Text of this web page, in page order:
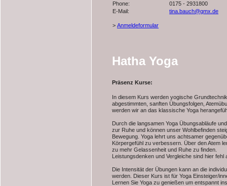
Phone:
0175 - 2931800
E-Mail:
tina.bauch@gmx.de
> Anmeldeformular
Hatha Yoga
Präsenz Kurse:
In diesem Kurs werden yogische
abgestimmten, sanften Übungsfolgen,
werden wir an das klassische Yoga
Durch die langsamen Yoga Übungsabläufe
zur Ruhe und können unser Wohlbefinden
Bewegung. Yoga lehrt uns achtsamer
Körpergefühl zu verbessern. Über den Atem
zu mehr Gelassenheit und Ruhe zu finden.
Leistungsdenken und Vergleiche sind hier fehl
Die Intensität der Übungen kann an die
werden. Dieser Kurs ist für Yoga Einsteiger/
Lernen Sie Yoga zu genießen um entspannt